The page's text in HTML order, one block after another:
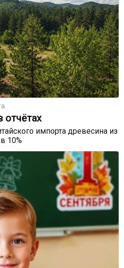
отчётах
импорта древесина из
10%